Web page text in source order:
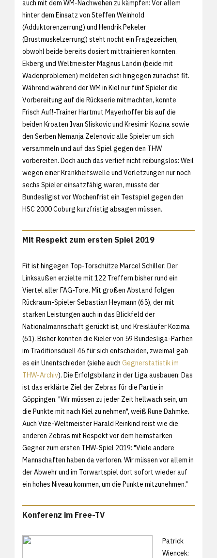
auch mit dem WM-Nachwehen zu kämpfen: Vor allem
hinter dem Einsatz von Steffen Weinhold
(Adduktorenzerrung) und Hendrik Pekeler
(Brustmuskelzerrung) steht nocht ein Fragezeichen,
obwohl beide bereits dosiert mittrainieren konnten.
Ekberg und Weltmeister Magnus Landin (beide mit
Wadenproblemen) meldeten sich hingegen zunächst fit.
Während während der WM in Kiel nur fünf Spieler die
Vorbereitung auf die Rückserie mitmachten, konnte
Frisch Auf!-Trainer Hartmut Mayerhoffer bis auf die
beiden Kroaten Ivan Sliskovic und Kresimir Kozina sowie
den Serben Nemanja Zelenovic alle Spieler um sich
versammeln und auf das Spiel gegen den THW
vorbereiten. Doch auch das verlief nicht reibungslos: Weil
wegen einer Krankheitswelle und Verletzungen nur noch
sechs Spieler einsatzfähig waren, musste der
Bundesligist vor Wochenfrist ein Testspiel gegen den
HSC 2000 Coburg kurzfristig absagen müssen.
Mit Respekt zum ersten Spiel 2019
Fit ist hingegen Top-Torschütze Marcel Schiller: Der
Linksaußen erzielte mit 122 Treffern bisher rund ein
Viertel aller FAG-Tore. Mit großen Abstand folgen
Rückraum-Spieler Sebastian Heymann (65), der mit
starken Leistungen auch in das Blickfeld der
Nationalmannschaft gerückt ist, und Kreisläufer Kozima
(61). Bisher konnten die Kieler von 59 Bundesliga-Partien
im Traditionsduell 46 für sich entscheiden, zweimal gab
es ein Unentschieden (siehe auch Gegnerstatistik im
THW-Archiv). Die Erfolgsbilanz in der Liga ausbauen: Das
ist das erklärte Ziel der Zebras für die Partie in
Göppingen. "Wir müssen zu jeder Zeit hellwach sein, um
die Punkte mit nach Kiel zu nehmen", weiß Rune Dahmke.
Auch Vize-Weltmeister Harald Reinkind reist wie die
anderen Zebras mit Respekt vor dem heimstarken
Gegner zum ersten THW-Spiel 2019: "Viele andere
Mannschaften haben da verloren. Wir müssen vor allem in
der Abwehr und im Torwartspiel dort sofort wieder auf
ein hohes Niveau kommen, um die Punkte mitzunehmen."
Konferenz im Free-TV
Patrick
Wiencek: